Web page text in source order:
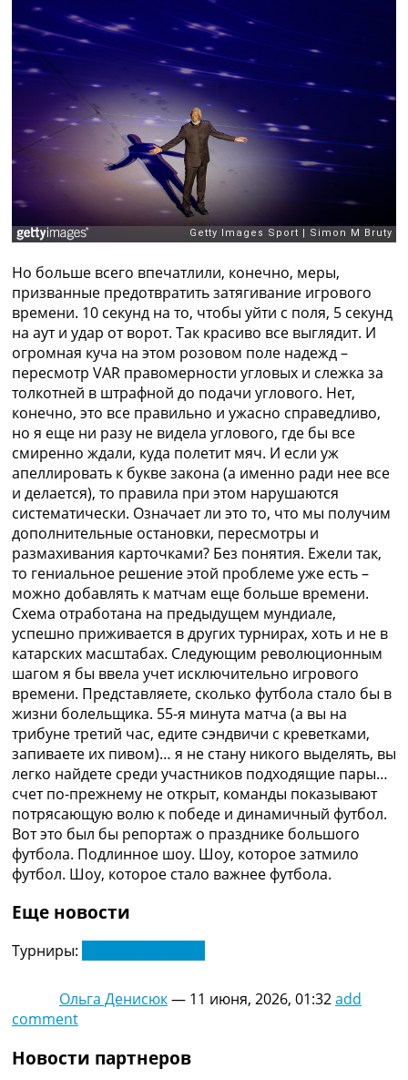
Но больше всего впечатлили, конечно, меры,
призванные предотвратить затягивание игрового
времени. 10 секунд на то, чтобы уйти с поля, 5 секунд
на аут и удар от ворот. Так красиво все выглядит. И
огромная куча на этом розовом поле надежд –
пересмотр VAR правомерности угловых и слежка за
толкотней в штрафной до подачи углового. Нет,
конечно, это все правильно и ужасно справедливо,
но я еще ни разу не видела углового, где бы все
смиренно ждали, куда полетит мяч. И если уж
апеллировать к букве закона (а именно ради нее все
и делается), то правила при этом нарушаются
систематически. Означает ли это то, что мы получим
дополнительные остановки, пересмотры и
размахивания карточками? Без понятия. Ежели так,
то гениальное решение этой проблеме уже есть –
можно добавлять к матчам еще больше времени.
Схема отработана на предыдущем мундиале,
успешно приживается в других турнирах, хоть и не в
катарских масштабах. Следующим революционным
шагом я бы ввела учет исключительно игрового
времени. Представляете, сколько футбола стало бы в
жизни болельщика. 55-я минута матча (а вы на
трибуне третий час, едите сэндвичи с креветками,
запиваете их пивом)… я не стану никого выделять, вы
легко найдете среди участников подходящие пары…
счет по-прежнему не открыт, команды показывают
потрясающую волю к победе и динамичный футбол.
Вот это был бы репортаж о празднике большого
футбола. Подлинное шоу. Шоу, которое затмило
футбол. Шоу, которое стало важнее футбола.
Еще новости
Турниры:
Ольга Денисюк— 11 июня, 2026, 01:32add
comment
Новости партнеров